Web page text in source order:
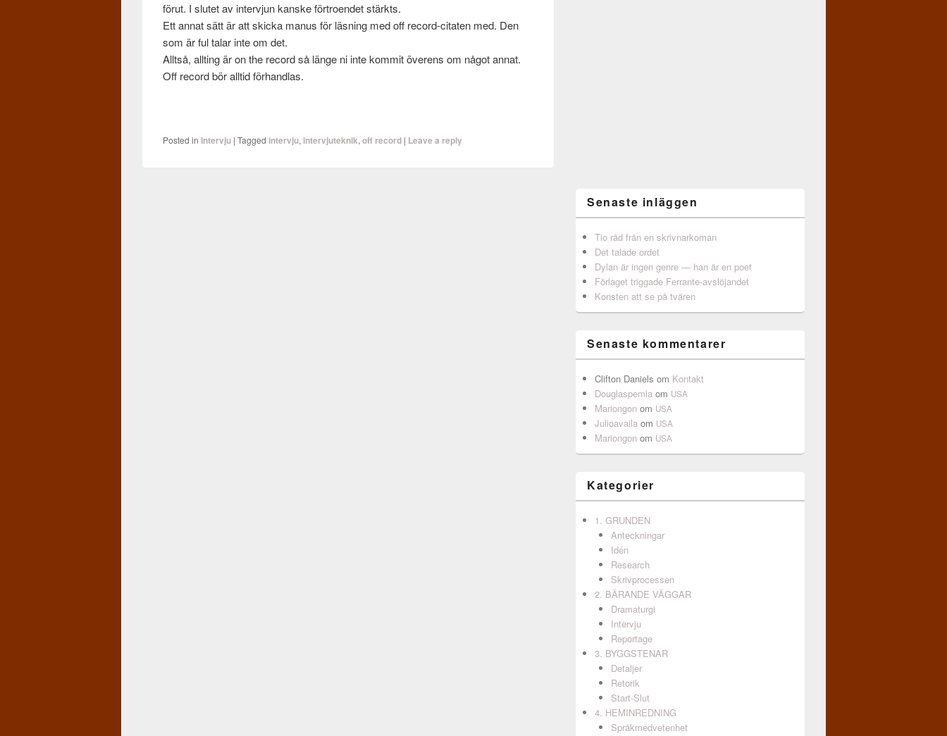
förut. I slutet av inter­vjun kanske förtroen­det stärkts.
Ett annat sätt är att skicka manus för läs­ning med off record-citaten med. Den
som är ful talar inte om det.
Alltså, allt­ing är on the record så länge ni inte kom­mit överens om något annat.
Off record bör alltid förhandlas.
Posted in Intervju |Tagged intervju, intervjuteknik,off record | Leave a reply
Senaste inläggen
Tio råd från en skrivnarkoman
Det talade ordet
Dylan är ingen genre — han är en poet
Förlaget triggade Ferrante-avslöjandet
Konsten att se på tvären
Senaste kommentarer
Clifton Daniels om Kontakt
Douglaspemia om USA
Mariongon om USA
Julioavaila om USA
Mariongon om USA
Kategorier
1. GRUNDEN
Anteckningar
Idén
Research
Skrivprocessen
2. BÄRANDE VÄGGAR
Dramaturgi
Intervju
Reportage
3. BYGGSTENAR
Detaljer
Retorik
Start-Slut
4. HEMINREDNING
Språkmedvetenhet